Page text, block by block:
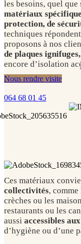
les besoins, quel
matériaux
protection, de
techniques
proposons à nos
de plaques
encore d’isolation
Nous rendre visite
064 68 01 45
Ces matériaux
collectivités,
crèches ou les
restaurants ou les
aussi accessibles
d’hygiène ou d’une